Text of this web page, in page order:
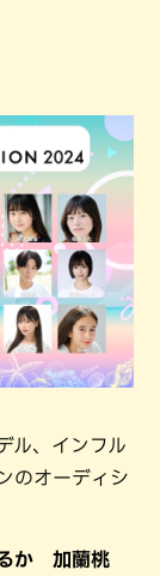
ル、インフル
のオーディシ
か 加蘭桃